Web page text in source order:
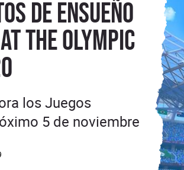
de ensueño
the Olympic
los Juegos
5 de noviembre